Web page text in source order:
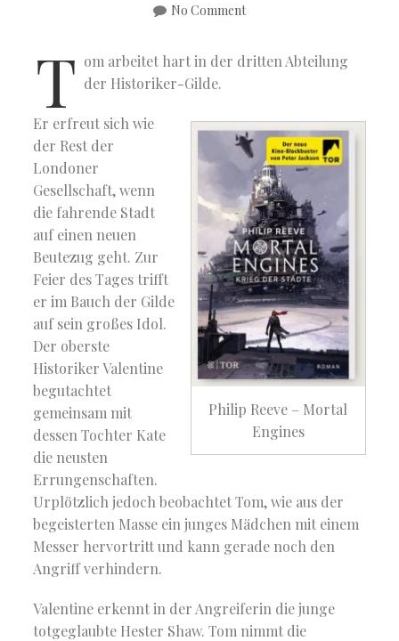
No Comment
T om arbeitet hart in der dritten Abteilung
der Historiker-Gilde.
Philip Reeve – Mortal
Engines
Er erfreut sich wie
der Rest der
Londoner
Gesellschaft, wenn
die fahrende Stadt
auf einen neuen
Beutezug geht. Zur
Feier des Tages trifft
er im Bauch der Gilde
auf sein großes Idol.
Der oberste
Historiker Valentine
begutachtet
gemeinsam mit
dessen Tochter Kate
die neusten
Errungenschaften.
Urplötzlich jedoch beobachtet Tom, wie aus der
begeisterten Masse ein junges Mädchen mit einem
Messer hervortritt und kann gerade noch den
Angriff verhindern.
Valentine erkennt in der Angreiferin die junge
totgeglaubte Hester Shaw. Tom nimmt die